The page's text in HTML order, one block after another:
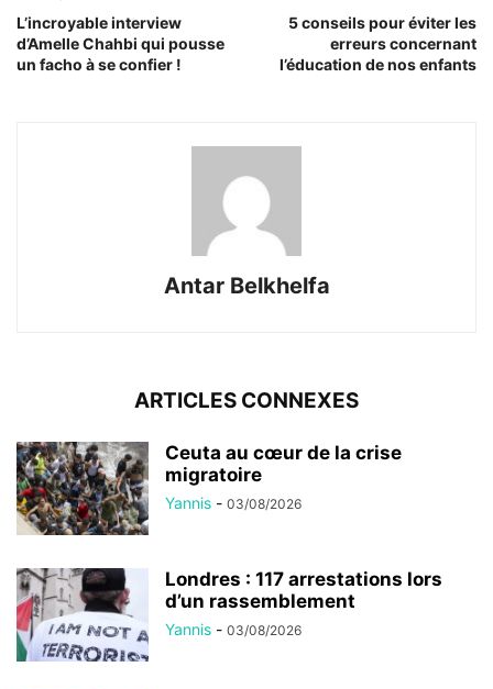
L’incroyable interview
d’Amelle Chahbi qui pousse
un facho à se confier !
5 conseils pour éviter les
erreurs concernant
l’éducation de nos enfants
Antar Belkhelfa
ARTICLES CONNEXES
Ceuta au cœur de la crise
migratoire
Yannis - 03/08/2026
Londres : 117 arrestations lors
d’un rassemblement
Yannis - 03/08/2026